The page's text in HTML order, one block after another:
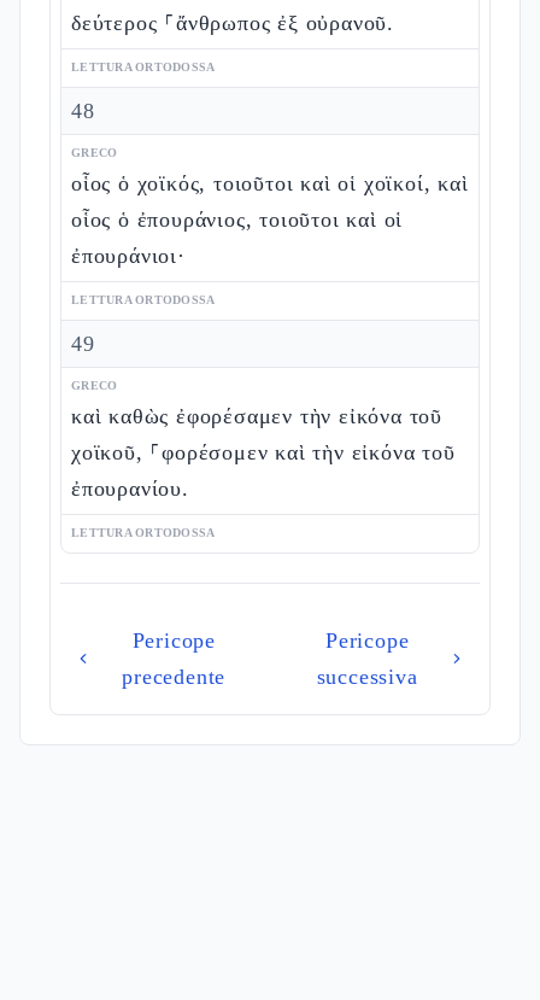
δεύτερος ⸀ἄνθρωπος ἐξ οὐρανοῦ.
LETTURA ORTODOSSA
48
GRECO
οἷος ὁ χοϊκός, τοιοῦτοι καὶ οἱ χοϊκοί, καὶ
οἷος ὁ ἐπουράνιος, τοιοῦτοι καὶ οἱ
ἐπουράνιοι·
LETTURA ORTODOSSA
49
GRECO
καὶ καθὼς ἐφορέσαμεν τὴν εἰκόνα τοῦ
χοϊκοῦ, ⸀φορέσομεν καὶ τὴν εἰκόνα τοῦ
ἐπουρανίου.
LETTURA ORTODOSSA
Pericope
precedente
Pericope
successiva